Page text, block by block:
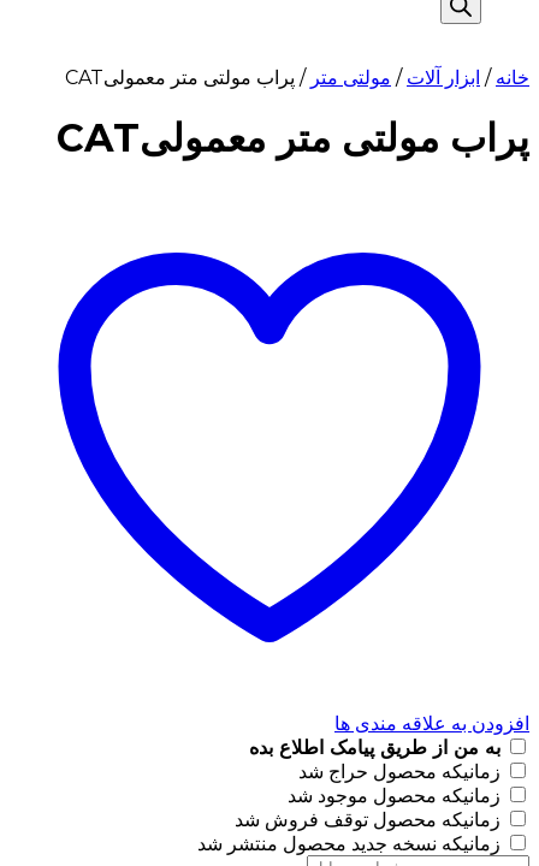
خانه / ابزار آلات / مولتی متر / پراب مولتی متر معمولیCAT
پراب مولتی متر معمولیCAT
افزودن به علاقه مندی ها
به من از طریق پیامک اطلاع بده
زمانیکه محصول حراج شد
زمانیکه محصول موجود شد
زمانیکه محصول توقف فروش شد
زمانیکه نسخه جدید محصول منتشر شد